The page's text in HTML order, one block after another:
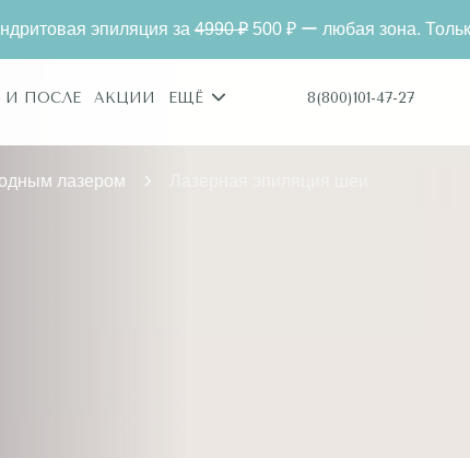
И ПОСЛЕ АКЦИИ ЕЩЁ 8(800)101-47-27
лазером
4990 ₽500 ₽ ー любая зона. Только для новых клиентов.